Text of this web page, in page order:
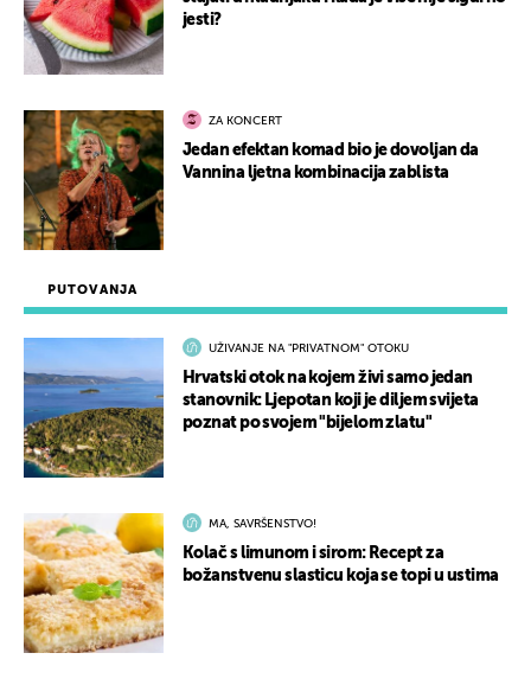
PUTOVANJA
UŽIVANJE NA "PRIVATNOM" OTOKU
Hrvatski otok na kojem živi samo jedan
stanovnik: Ljepotan koji je diljem svijeta
poznat po svojem "bijelom zlatu"
MA, SAVRŠENSTVO!
Kolač s limunom i sirom: Recept za
božanstvenu slasticu koja se topi u ustima
jesti?
ZA KONCERT
Jedan efektan komad bio je dovoljan da
Vannina ljetna kombinacija zablista